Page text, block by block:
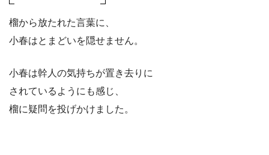
榴から放たれた言葉に、
小春はとまどいを隠せません。
小春は幹人の気持ちが置き去りに
されているようにも感じ、
榴に疑問を投げかけました。